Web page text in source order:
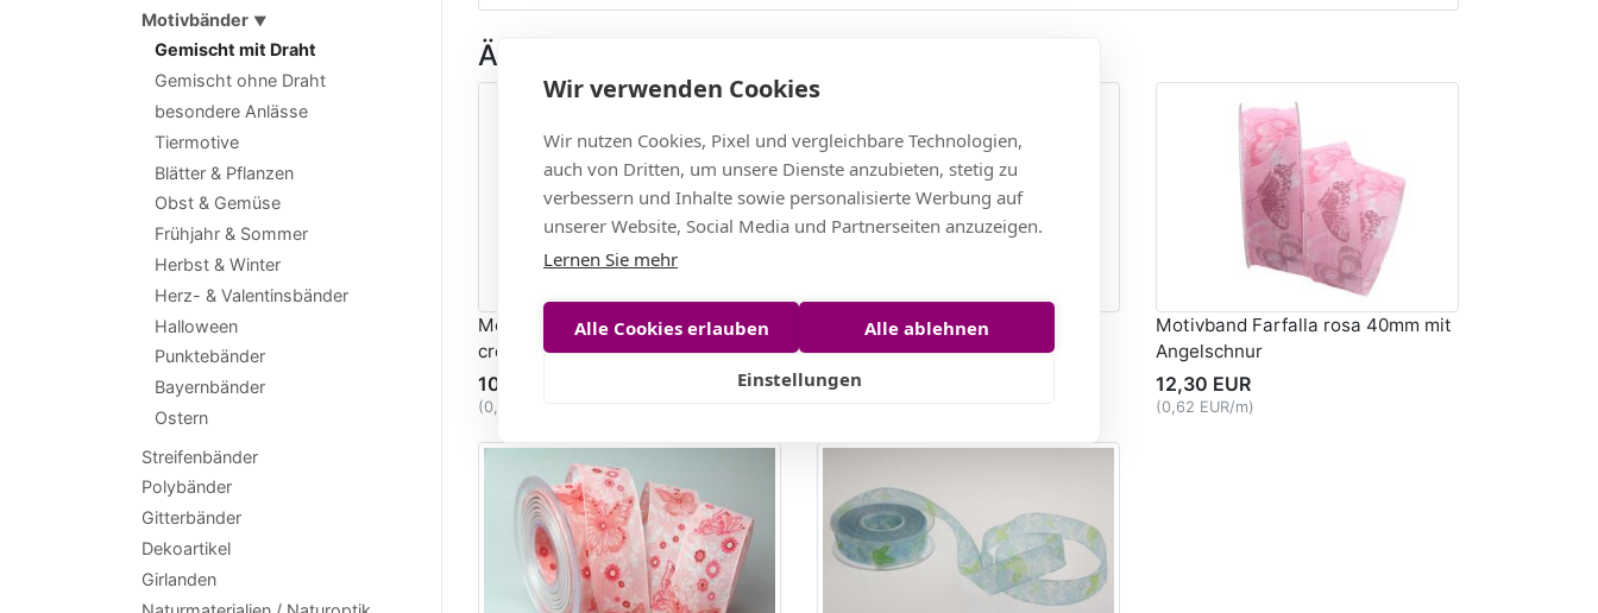
Motivbänder ▼
Gemischt mit Draht
Gemischt ohne Draht
besondere Anlässe
Tiermotive
Blätter & Pflanzen
Obst & Gemüse
Frühjahr & Sommer
Herbst & Winter
Herz- & Valentinsbänder
Halloween
Punktebänder
Bayernbänder
Ostern
Streifenbänder
Polybänder
Gitterbänder
Dekoartikel
Girlanden
Ähnliche Artikel
Motivband Schmetterling natur /
creme 40mm mit Draht
10,76 EUR
(0,54 EUR/m)
Motivband Farfalla creme 40mm
mit Angelschnur
12,30 EUR
Motivband Farfalla rosa 40mm mit
Angelschnur
12,30 EUR
(0,62 EUR/m)
Wir verwenden Cookies
Wir nutzen Cookies, Pixel und vergleichbare Technologien,
auch von Dritten, um unsere Dienste anzubieten, stetig zu
verbessern und Inhalte sowie personalisierte Werbung auf
unserer Website, Social Media und Partnerseiten anzuzeigen.
Lernen Sie mehr
Alle Cookies erlauben Alle ablehnen
Einstellungen